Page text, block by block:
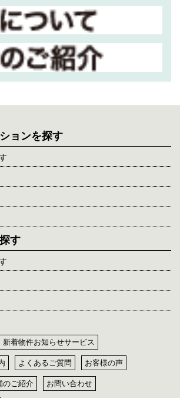
ョンを探す
す
新着物件お知らせサービス
よくあるご質問 お客様の声
のご紹介 お問い合わせ